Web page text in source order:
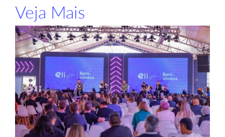
Veja Mais